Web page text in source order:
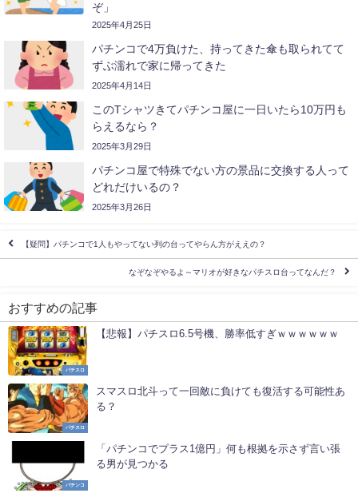
ぞ」
2025年4月25日
パチンコで4万負けた、持ってきた傘も取られてて
ずぶ濡れで家に帰ってきた
2025年4月14日
このTシャツきてパチンコ屋に一日いたら10万円も
らえるなら？
2025年3月29日
パチンコ屋で特殊でない方の景品に交換する人って
どれだけいるの？
2025年3月26日
【疑問】パチンコで1人もやってない列の台ってやらん方がええの？
なぞなぞやるよ～マリオが好きなパチスロ台ってなんだ？
おすすめの記事
パチスロ
【悲報】パチスロ6.5号機、勝率低すぎｗｗｗｗｗｗ
パチスロ
スマスロ北斗って一回敵に負けても復活する可能性あ
る？
パチンコ
「パチンコでプラス1億円」何も根拠を示さず言い張
る男が見つかる